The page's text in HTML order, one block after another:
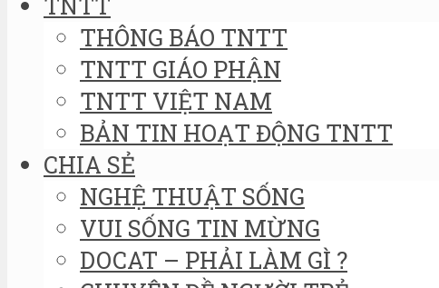
THÔNG BÁO TNTT
TNTT GIÁO PHẬN
TNTT VIỆT NAM
BẢN TIN HOẠT ĐỘNG TNTT
CHIA SẺ
NGHỆ THUẬT SỐNG
VUI SỐNG TIN MỪNG
DOCAT – PHẢI LÀM GÌ ?